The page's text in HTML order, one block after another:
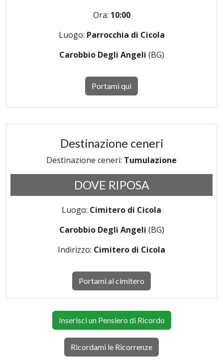
Ora: 10:00
Luogo: Parrocchia di Cicola
Carobbio Degli Angeli (BG)
Portami qui
Destinazione ceneri
Destinazione ceneri: Tumulazione
DOVE RIPOSA
Luogo: Cimitero di Cicola
Carobbio Degli Angeli (BG)
Indirizzo: Cimitero di Cicola
Portami al cimitero
Inserisci un Pensiero di Ricordo
Ricordami le Ricorrenze